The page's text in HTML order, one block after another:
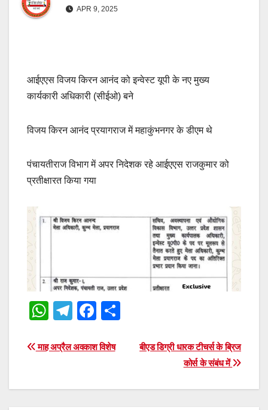
APR 9, 2025
आईएएस विजय किरन आनंद को इन्वेस्ट यूपी के नए मुख्य
कार्यकारी अधिकारी (सीईओ) बने
विजय किरन आनंद प्रयागराज में महाकुंभनगर के डीएम थे
पंचायतीराज विभाग में अपर निदेशक रहे आईएएस राजकुमार को
प्रतीक्षारत किया गया
W
at
A
T
e
a
F
c
b
Post
बीएड डिग्री धारक टीचर्स के ब्रिज
कोर्स के संबंध में
माह अप्रैल अवकाश विशेष